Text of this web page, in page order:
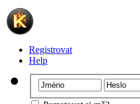
Registrovat
Help